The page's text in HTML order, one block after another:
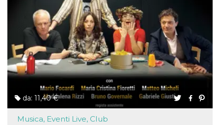
da: 11,40 €
Musica, Eventi Live, Club